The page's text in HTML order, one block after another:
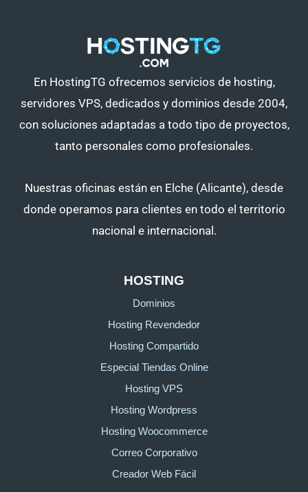
En HostingTG ofrecemos servicios de hosting,
servidores VPS, dedicados y dominios desde 2004,
con soluciones adaptadas a todo tipo de proyectos,
tanto personales como profesionales.
Nuestras oficinas están en Elche (Alicante), desde
donde operamos para clientes en todo el territorio
nacional e internacional.
HOSTING
Dominios
Hosting Revendedor
Hosting Compartido
Especial Tiendas Online
Hosting VPS
Hosting Wordpress
Hosting Woocommerce
Correo Corporativo
Creador Web Fácil